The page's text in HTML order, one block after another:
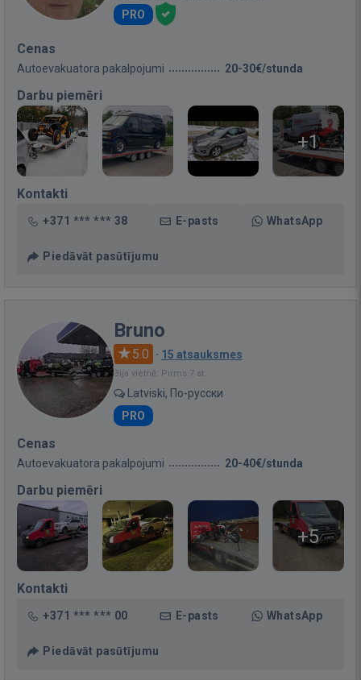
PRO
Cenas
Autoevakuatora pakalpojumi 20-30€/stunda
Darbu piemēri
+1
Kontakti
+371 *** *** 38 E-pasts WhatsApp
Piedāvāt pasūtījumu
Bruno
5.0 · 15 atsauksmes
Bija vietnē: Pirms 7 st.
Latviski, По-русски
PRO
Cenas
Autoevakuatora pakalpojumi 20-40€/stunda
Darbu piemēri
+5
Kontakti
+371 *** *** 00 E-pasts WhatsApp
Piedāvāt pasūtījumu